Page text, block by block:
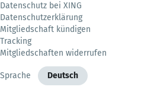
Datenschutz bei XING
Datenschutzerklärung
Mitgliedschaft kündigen
Tracking
Mitgliedschaften widerrufen
Sprache Deutsch